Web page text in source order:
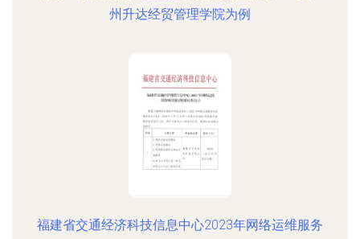
州升达经贸管理学院为例
福建省交通经济科技信息中心2023年网络运维服务